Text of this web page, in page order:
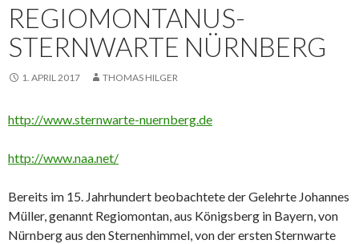
REGIOMONTANUS-
STERNWARTE NÜRNBERG
1. APRIL 2017 THOMAS HILGER
http://www.sternwarte-nuernberg.de
http://www.naa.net/
Bereits im 15. Jahrhundert beobachtete der Gelehrte Johannes
Müller, genannt Regiomontan, aus Königsberg in Bayern, von
Nürnberg aus den Sternenhimmel, von der ersten Sternwarte